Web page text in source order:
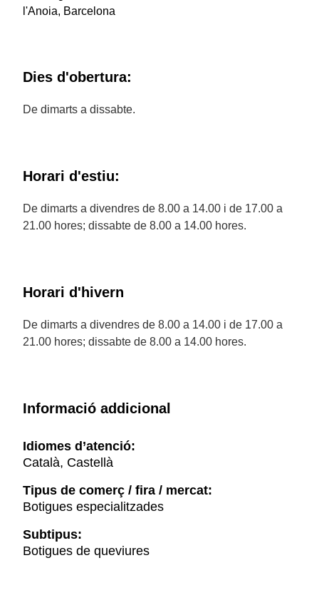
l'Anoia, Barcelona
Dies d'obertura:
De dimarts a dissabte.
Horari d'estiu:
De dimarts a divendres de 8.00 a 14.00 i de 17.00 a
21.00 hores; dissabte de 8.00 a 14.00 hores.
Horari d'hivern
De dimarts a divendres de 8.00 a 14.00 i de 17.00 a
21.00 hores; dissabte de 8.00 a 14.00 hores.
Informació addicional
Idiomes d’atenció:
Català, Castellà
Tipus de comerç / fira / mercat:
Botigues especialitzades
Subtipus:
Botigues de queviures